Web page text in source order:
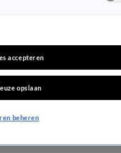
John de
accepteren
opslaan
beheren